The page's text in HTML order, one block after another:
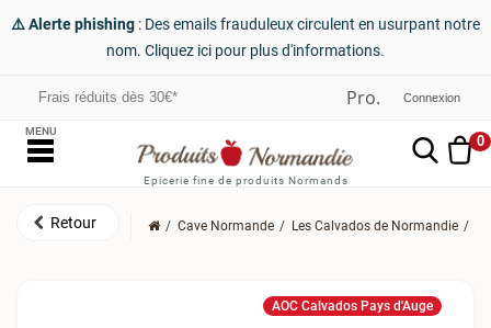
⚠️ Alerte phishing : Des emails frauduleux circulent en usurpant notre
nom. Cliquez ici pour plus d'informations.
Frais réduits dès 30€* Connexion
Epicerie fine de produits Normands
0
MENU
Cave Normande Les Calvados de Normandie
AOC Calvados Pays d'Auge